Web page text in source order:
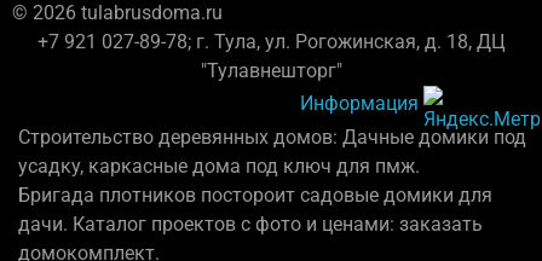
© 2026 tulabrusdoma.ru
+7 921 027-89-78; г. Тула, ул. Рогожинская, д. 18, ДЦ
"Тулавнешторг"
Информация
Строительство деревянных домов: Дачные домики под
усадку, каркасные дома под ключ для пмж.
Бригада плотников постороит садовые домики для
дачи. Каталог проектов с фото и ценами: заказать
домокомплект.